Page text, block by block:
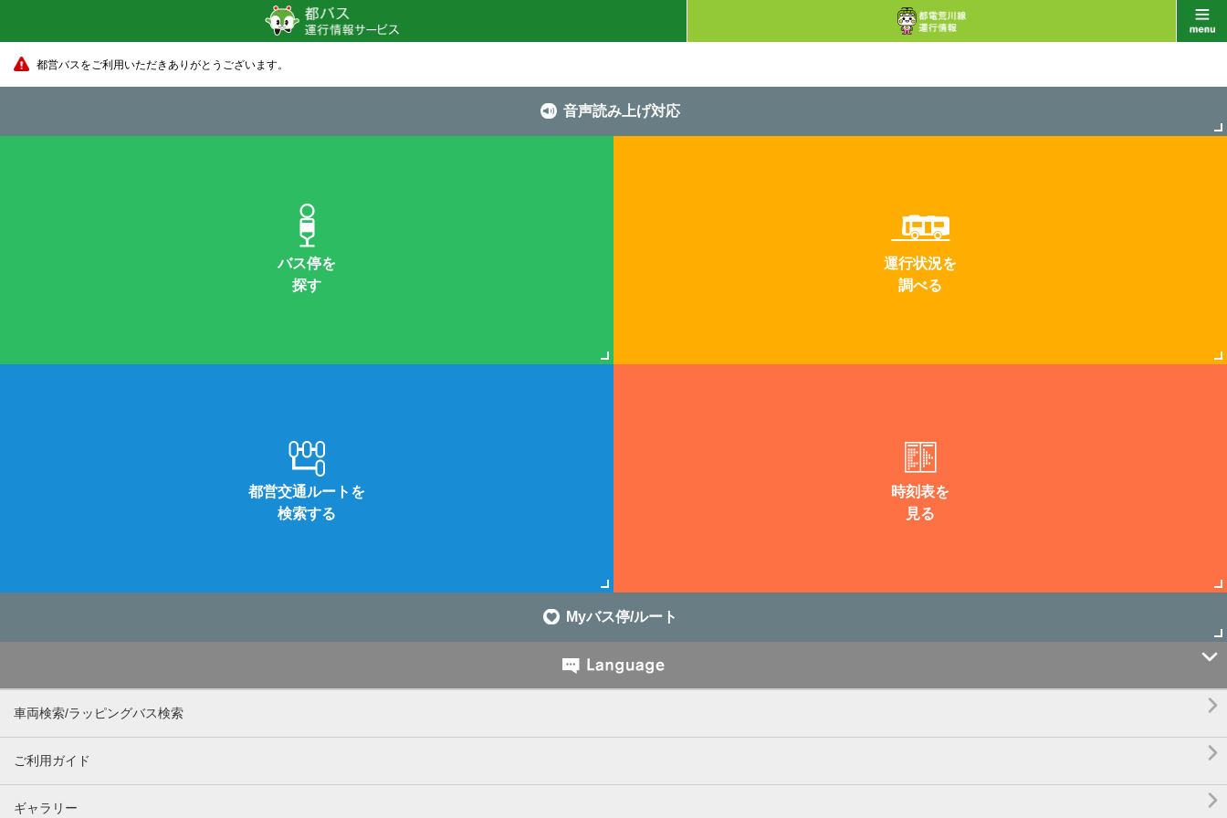
都営バスをご利用いただきありがとうございます。
音声読み上げ対応
バス停を
探す
運行状況を
調べる
都営交通ルートを
検索する
時刻表を
見る
Myバス停/ルート

車両検索/ラッピングバス検索 
ご利用ガイド 
ギャラリー 